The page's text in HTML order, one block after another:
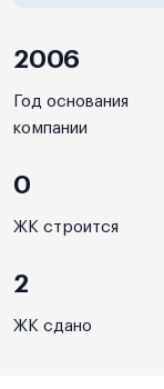
2006
Год основания
компании
0
ЖК строится
2
ЖК сдано